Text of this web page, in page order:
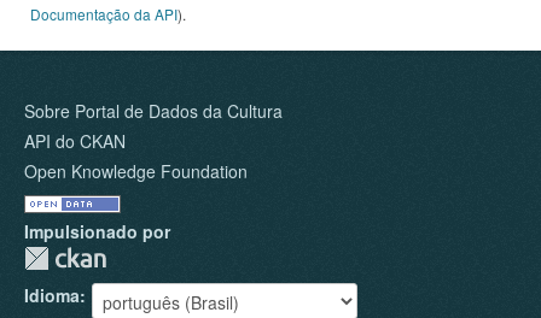
Documentação da API).
Sobre Portal de Dados da Cultura
API do CKAN
Open Knowledge Foundation
Impulsionado por
Idioma